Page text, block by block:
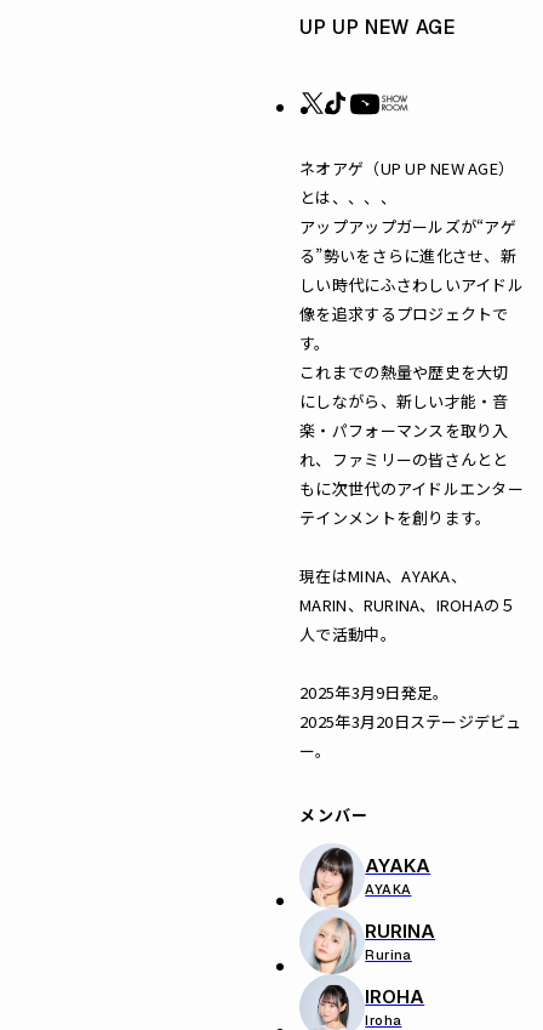
UP UP NEW AGE
ネオアゲ（UP UP NEW AGE）
とは、、、、
アップアップガールズが“アゲ
る”勢いをさらに進化させ、新
しい時代にふさわしいアイドル
像を追求するプロジェクトで
す。
これまでの熱量や歴史を大切
にしながら、新しい才能・音
楽・パフォーマンスを取り入
れ、ファミリーの皆さんとと
もに次世代のアイドルエンター
テインメントを創ります。
現在はMINA、AYAKA、
MARIN、RURINA、IROHAの５
人で活動中。
2025年3月9日発足。
2025年3月20日ステージデビュ
ー。
メンバー
AYAKA
AYAKA
RURINA
Rurina
IROHA
Iroha